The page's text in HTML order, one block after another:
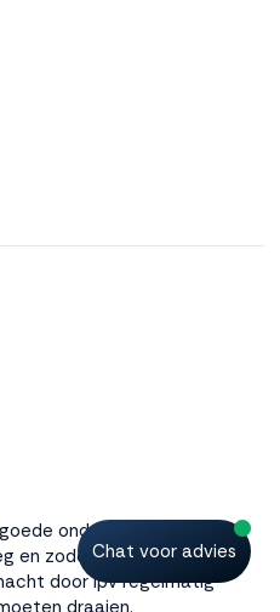
ondersteuning. Mijn
en zodoende geen last
door ipv regelmatig
draaien.
Chat voor advies